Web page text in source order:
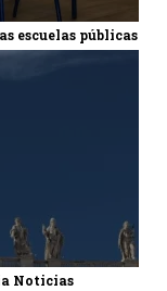
escuelas públicas
Noticias